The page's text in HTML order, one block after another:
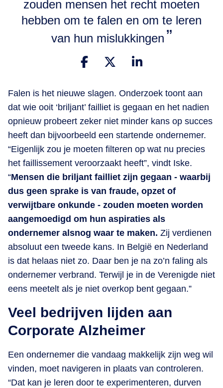
zouden mensen het recht moeten
hebben om te falen en om te leren
van hun mislukkingen
Falen is het nieuwe slagen. Onderzoek toont aan
dat wie ooit ‘briljant’ failliet is gegaan en het nadien
opnieuw probeert zeker niet minder kans op succes
heeft dan bijvoorbeeld een startende ondernemer.
“Eigenlijk zou je moeten filteren op wat nu precies
het faillissement veroorzaakt heeft”, vindt Iske.
“Mensen die briljant failliet zijn gegaan - waarbij
dus geen sprake is van fraude, opzet of
verwijtbare onkunde - zouden moeten worden
aangemoedigd om hun aspiraties als
ondernemer alsnog waar te maken. Zij verdienen
absoluut een tweede kans. In België en Nederland
is dat helaas niet zo. Daar ben je na zo’n faling als
ondernemer verbrand. Terwijl je in de Verenigde niet
eens meetelt als je niet overkop bent gegaan.”
Veel bedrijven lijden aan
Corporate Alzheimer
Een ondernemer die vandaag makkelijk zijn weg wil
vinden, moet navigeren in plaats van controleren.
“Dat kan je leren door te experimenteren, durven